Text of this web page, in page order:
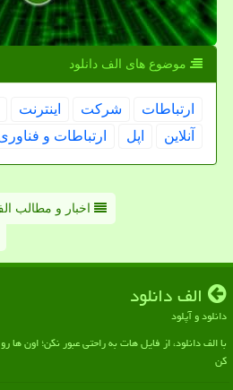
موضوع های الف دانلود
ارتباطات شركت اینترنت
آنلاین
اپل ارتباطات و
اخبار و مطالب
الف دانلود
دانلود و آپلود
با الف دانلود، از فایل هات به راحتی عبور نکن؛ اون
کن